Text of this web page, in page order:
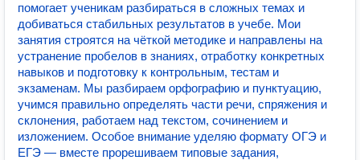
помогает ученикам разбираться в сложных темах и
добиваться стабильных результатов в учебе. Мои
занятия строятся на чёткой методике и направлены на
устранение пробелов в знаниях, отработку конкретных
навыков и подготовку к контрольным, тестам и
экзаменам. Мы разбираем орфографию и пунктуацию,
учимся правильно определять части речи, спряжения и
склонения, работаем над текстом, сочинением и
изложением. Особое внимание уделяю формату ОГЭ и
ЕГЭ — вместе прорешиваем типовые задания,